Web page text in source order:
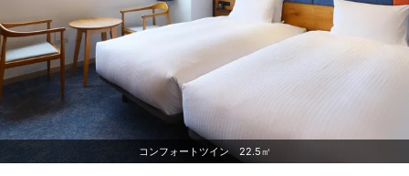
コンフォートツイン 22.5㎡